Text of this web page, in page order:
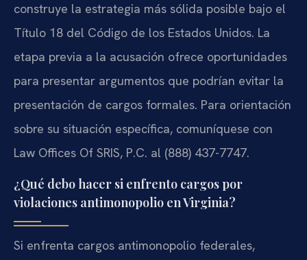
construye la estrategia más sólida posible bajo el
Título 18 del Código de los Estados Unidos. La
etapa previa a la acusación ofrece oportunidades
para presentar argumentos que podrían evitar la
presentación de cargos formales. Para orientación
sobre su situación específica, comuníquese con
Law Offices Of SRIS, P.C. al (888) 437-7747.
¿Qué debo hacer si enfrento cargos por
violaciones antimonopolio en Virginia?
Si enfrenta cargos antimonopolio federales,